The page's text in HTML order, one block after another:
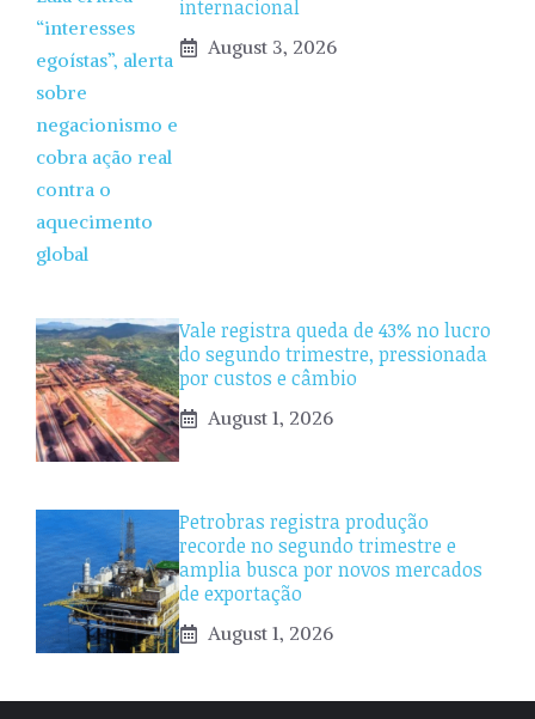
internacional
August 3, 2026
Vale registra queda de 43% no lucro
do segundo trimestre, pressionada
por custos e câmbio
August 1, 2026
Petrobras registra produção
recorde no segundo trimestre e
amplia busca por novos mercados
de exportação
August 1, 2026